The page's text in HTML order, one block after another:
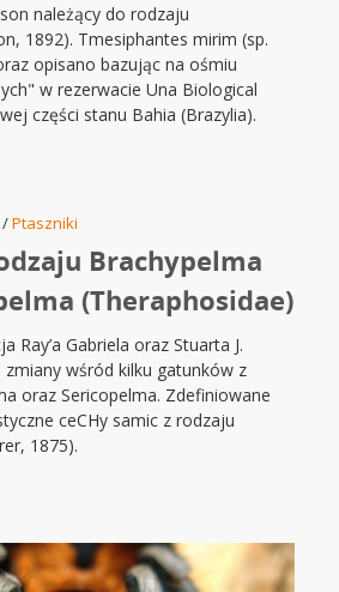
należący do rodzaju
1892). Tmesiphantes mirim (sp.
opisano bazując na ośmiu
w rezerwacie Una Biological
części stanu Bahia (Brazylia).
/Ptaszniki
Brachypelma
(Theraphosidae)
Ray’a Gabriela oraz Stuarta J.
wśród kilku gatunków z
oraz Sericopelma. Zdefiniowane
ceCHy samic z rodzaju
1875).